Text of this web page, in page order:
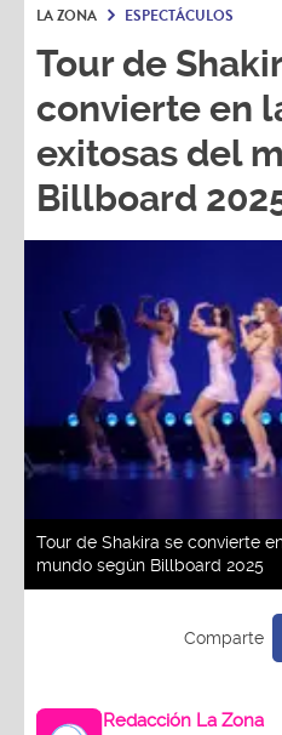
LA ZONA ESPECTÁCULOS
Tour de
convierte en
exitosas del
Billboard
Tour de Shakira se convierte
mundo según Billboard 2025
Redacción La Zona